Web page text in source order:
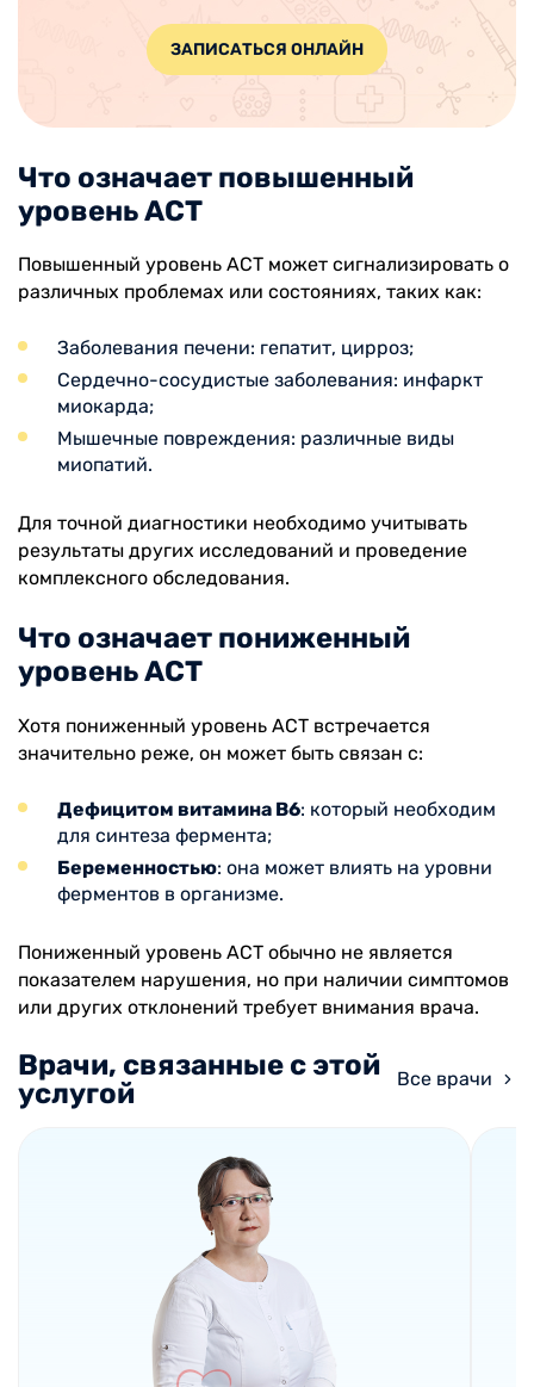
ЗАПИСАТЬСЯ ОНЛАЙН
Что означает повышенный
уровень АСТ
Повышенный уровень АСТ может сигнализировать о
различных проблемах или состояниях, таких как:
Заболевания печени: гепатит, цирроз;
Сердечно-сосудистые заболевания: инфаркт
миокарда;
Мышечные повреждения: различные виды
миопатий.
Для точной диагностики необходимо учитывать
результаты других исследований и проведение
комплексного обследования.
Что означает пониженный
уровень АСТ
Хотя пониженный уровень АСТ встречается
значительно реже, он может быть связан с:
Дефицитом витамина B6: который необходим
для синтеза фермента;
Беременностью: она может влиять на уровни
ферментов в организме.
Пониженный уровень АСТ обычно не является
показателем нарушения, но при наличии симптомов
или других отклонений требует внимания врача.
Врачи, связанные с этой
услугой
Все врачи